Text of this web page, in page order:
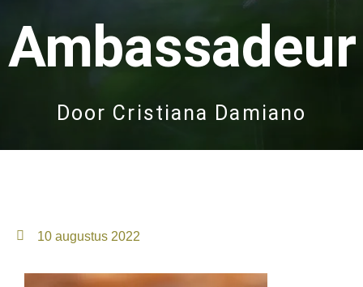
Ambassadeur
Door Cristiana Damiano
10 augustus 2022